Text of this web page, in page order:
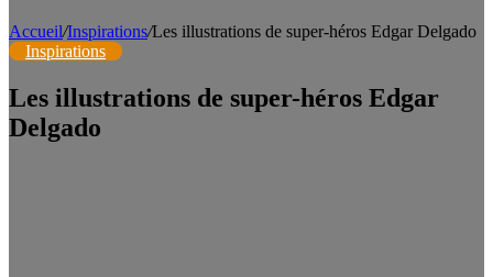
Accueil/Inspirations/Les illustrations de super-héros Edgar Delgado
Inspirations
Les illustrations de super-héros Edgar
Delgado